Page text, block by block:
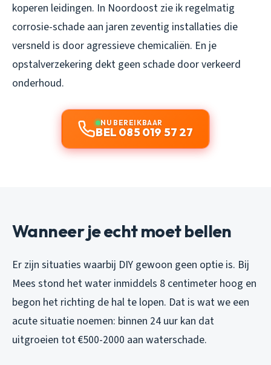
koperen leidingen. In Noordoost zie ik regelmatig
corrosie-schade aan jaren zeventig installaties die
versneld is door agressieve chemicaliën. En je
opstalverzekering dekt geen schade door verkeerd
onderhoud.
NU BEREIKBAAR
BEL 085 019 57 27
Wanneer je echt moet bellen
Er zijn situaties waarbij DIY gewoon geen optie is. Bij
Mees stond het water inmiddels 8 centimeter hoog en
begon het richting de hal te lopen. Dat is wat we een
acute situatie noemen: binnen 24 uur kan dat
uitgroeien tot €500-2000 aan waterschade.